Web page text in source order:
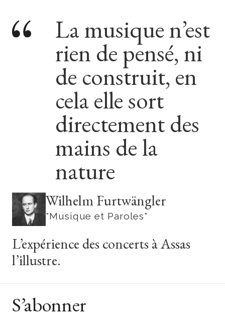
La musique n’est
rien de pensé, ni
de construit, en
cela elle sort
directement des
mains de la
nature
Wilhelm Furtwängler
"Musique et Paroles"
L’expérience des concerts à Assas
l’illustre.
S’abonner